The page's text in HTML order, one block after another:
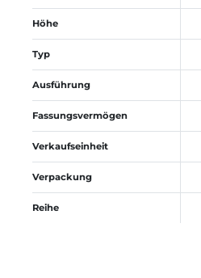
Höhe
Typ
Ausführung
Fassungsvermögen
Verkaufseinheit
Verpackung
Reihe